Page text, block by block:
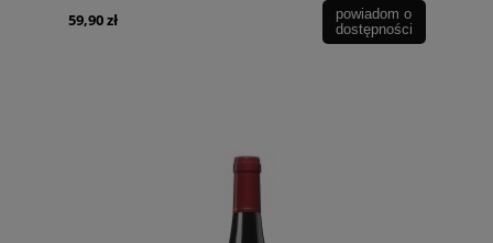
59,90 zł
powiadom o
dostępności